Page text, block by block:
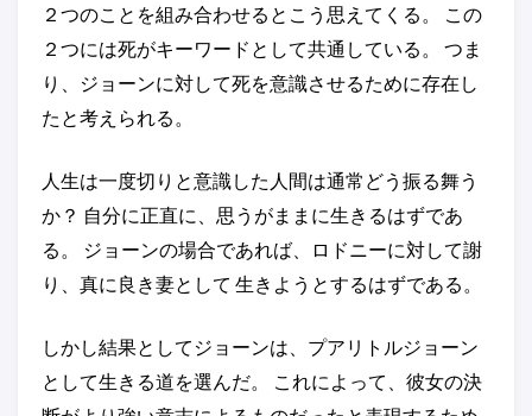
２つのことを組み合わせるとこう思えてくる。 この
２つには死がキーワードとして共通している。 つま
り、ジョーンに対して死を意識させるために存在し
たと考えられる。
人生は一度切りと意識した人間は通常どう振る舞う
か？ 自分に正直に、思うがままに生きるはずであ
る。 ジョーンの場合であれば、ロドニーに対して謝
り、真に良き妻として 生きようとするはずである。
しかし結果としてジョーンは、プアリトルジョーン
として生きる道を選んだ。 これによって、彼女の決